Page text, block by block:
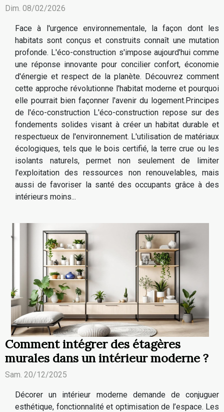
Dim. 08/02/2026
Face à l'urgence environnementale, la façon dont les
habitats sont conçus et construits connaît une mutation
profonde. L'éco-construction s'impose aujourd'hui comme
une réponse innovante pour concilier confort, économie
d'énergie et respect de la planète. Découvrez comment
cette approche révolutionne l'habitat moderne et pourquoi
elle pourrait bien façonner l'avenir du logement.Principes
de l'éco-construction L'éco-construction repose sur des
fondements solides visant à créer un habitat durable et
respectueux de l'environnement. L'utilisation de matériaux
écologiques, tels que le bois certifié, la terre crue ou les
isolants naturels, permet non seulement de limiter
l'exploitation des ressources non renouvelables, mais
aussi de favoriser la santé des occupants grâce à des
intérieurs moins...
Comment intégrer des étagères
murales dans un intérieur moderne ?
Sam. 20/12/2025
Décorer un intérieur moderne demande de conjuguer
esthétique, fonctionnalité et optimisation de l’espace. Les